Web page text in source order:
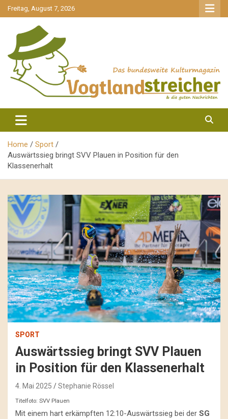
gehe
zum
Freitag, August 7, 2026
Vogtlandstreicher
Home
Sport
Auswärtssieg bringt SVV Plauen in Position für den
Klassenerhalt
SPORT
Auswärtssieg bringt SVV Plauen
in Position für den Klassenerhalt
4. Mai 2025 Stephanie Rössel
Titelfoto: SVV Plauen
Mit einem hart erkämpften 12:10-Auswärtssieg bei der SG